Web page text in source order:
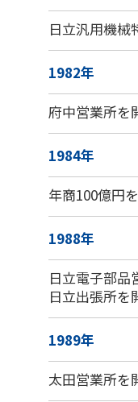
日立汎用機械
1982年
府中営業所を
1984年
年商100億円
1988年
日立電子部品
日立出張所を
1989年
太田営業所を